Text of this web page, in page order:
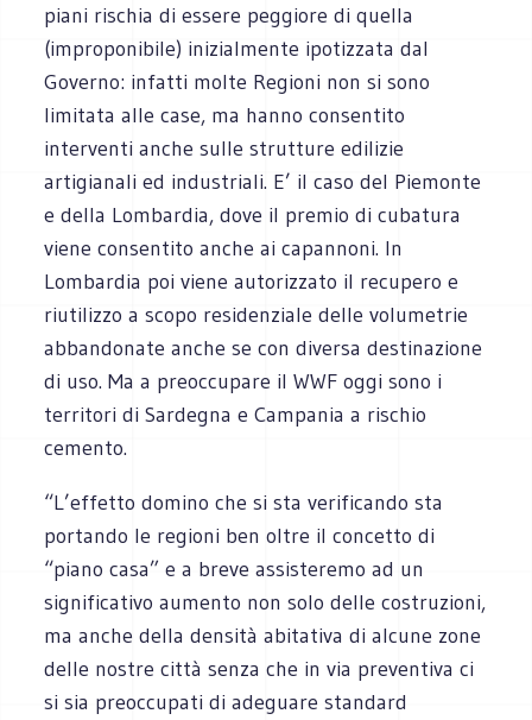
piani rischia di essere peggiore di quella
(improponibile) inizialmente ipotizzata dal
Governo: infatti molte Regioni non si sono
limitata alle case, ma hanno consentito
interventi anche sulle strutture edilizie
artigianali ed industriali. E’ il caso del Piemonte
e della Lombardia, dove il premio di cubatura
viene consentito anche ai capannoni. In
Lombardia poi viene autorizzato il recupero e
riutilizzo a scopo residenziale delle volumetrie
abbandonate anche se con diversa destinazione
di uso. Ma a preoccupare il WWF oggi sono i
territori di Sardegna e Campania a rischio
cemento.
“L’effetto domino che si sta verificando sta
portando le regioni ben oltre il concetto di
“piano casa” e a breve assisteremo ad un
significativo aumento non solo delle costruzioni,
ma anche della densità abitativa di alcune zone
delle nostre città senza che in via preventiva ci
si sia preoccupati di adeguare standard